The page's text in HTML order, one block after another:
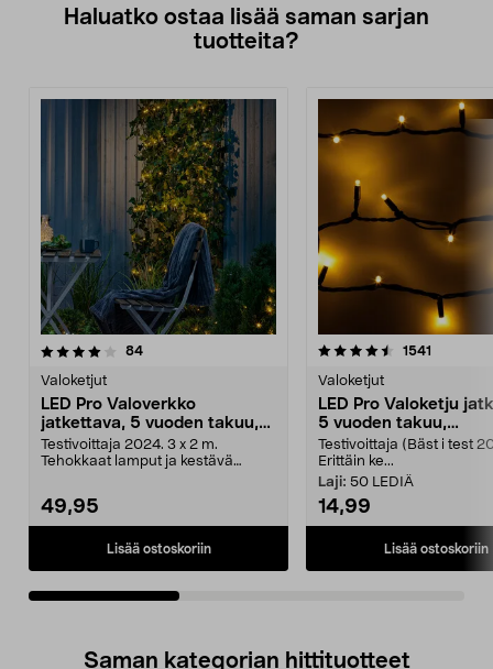
Haluatko ostaa lisää saman sarjan
tuotteita?
84arvostelut
Valoketjut
LED Pro Valoverkko
jatkettava, 5 vuoden takuu,
ulkokäyttöön, Northlight
Testivoittaja 2024. 3 x 2 m.
Tehokkaat lamput ja kestävä
49,95
Lisää ostoskoriin
4.5viidestä
1541
Valoketjut
LED Pro Valoketju
5 vuoden takuu,
ulkokäyttöön,
Testivoittaja (Bäst i test
Erittäin ke...
Laji: 50 LEDIÄ
14,99
Lisää ostoskoriin
4.5viidestä
Saman kategorian hittituotteet